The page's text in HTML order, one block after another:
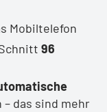
Mobiltelefon
96
– das sind mehr